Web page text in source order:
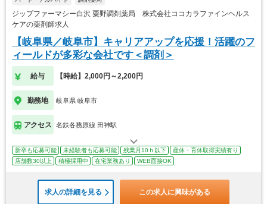
ジップファーマシー白沢 粟野調剤薬局 株式会社ココカラファインヘルス
ケアの薬剤師求人
【岐阜県／岐阜市】キャリアアップを応援！活躍のフ
ィールドが多彩な会社です＜調剤＞
給与 【時給】2,000円～2,200円
勤務地 岐阜県 岐阜市
アクセス 名鉄各務原線 田神駅
新卒も応募可能 未経験者も応募可能 残業月10ｈ以下
産休・育休取得実績有り
店舗数30以上
積極採用中 在宅業務あり WEB面接OK
求人の詳細を見る この求人に興味がある